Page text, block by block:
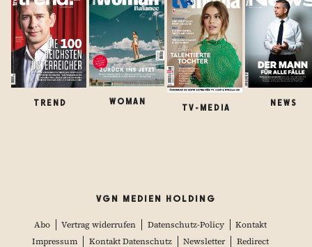
TREND WOMAN
TV-MEDIA
NEWS
VGN MEDIEN HOLDING
Abo Vertrag widerrufen Datenschutz-Policy
Kontakt
Impressum
Kontakt Datenschutz Newsletter Redirect